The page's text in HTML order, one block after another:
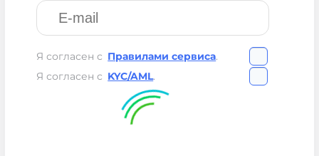
Я согласен с Правилами сервиса.
Я согласен с KYC/AML.